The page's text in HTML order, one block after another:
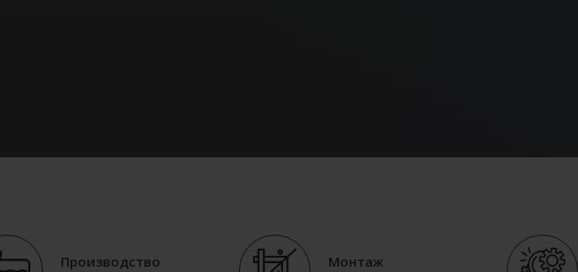
Производство Монтаж